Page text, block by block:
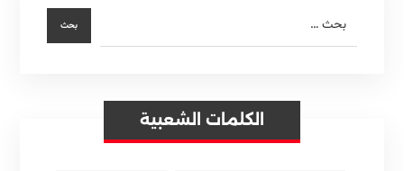
الكلمات الشعبية